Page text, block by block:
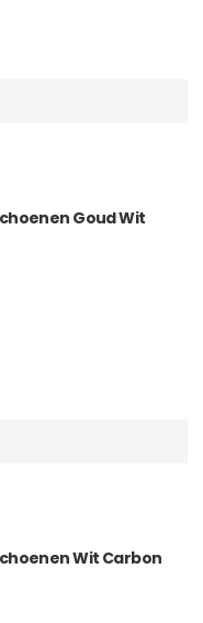
Goud Wit
Wit Carbon